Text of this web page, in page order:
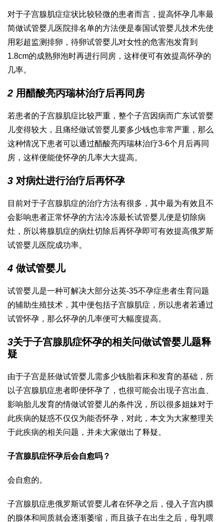
对于子宫腺肌症症状比较轻微的患者而言，提高怀孕几率最
简做试管婴儿医院排名单的方法便是泰国试管婴儿技术先使
用彩超监测排卵，待卵试管婴儿对女性的危害泡发育到
1.8cm的成熟卵泡时再进行同房，这样便可有效提高怀孕的
几率。
2 用醋酸亮丙瑞林治疗后再同房
若患者的子宫腺肌症比较严重，整个子宫因病而广东试管婴
儿变得较大，且痛经做试管婴儿要多少钱也非常严重，那么
这种情况下患者可以通过醋酸亮丙瑞林治疗3-6个月后再同
房，这样便能使怀孕的几率大大提高。
3 对病灶进行治疗后再怀孕
目前对于子宫腺肌症的治疗方法有很多，其中最为有效且不
会影响患者正常怀孕的方法冷冻最长试管婴儿便是切除病
灶，所以将腺肌症的病灶切除后再怀孕即可有效提高俄罗斯
试管婴儿医院成功率。
4 做试管婴儿
试管婴儿是一种可解决大部分达英-35不孕症患者生育问题
的辅助生殖技术，其中便包括子宫腺肌症，所以患者若通过
试管怀孕，那么怀孕的几率便可大幅度提高。
3关于子宫腺肌症怀孕的相关问做试管婴儿题释
疑
由于子宫是胚做试管婴儿需多少钱胎着床和发育的基础，所
以子宫腺肌症患者即便怀孕了，也很可能会出现子宫出血、
影响胎儿发育的情做试管婴儿的条件况，所以很多姐妹对于
此疾病的疑惑不仅仅为能否怀孕，对此，本文为大家整理关
于此疾病的相关问题，并未大家做出了释疑。
子宫腺肌症怀孕后会自愈吗？
会自愈的。
子宫腺肌症患俄罗斯试管婴儿者在怀孕之后，侵入子宫内膜
的腺体和间质就会逐渐萎缩，而且孩子在出生之后，母乳喂